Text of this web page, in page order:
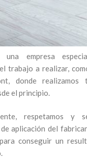
una empresa
trabajo a realizar,
donde realizamos
el principio.
respetamos y
aplicación del
conseguir un